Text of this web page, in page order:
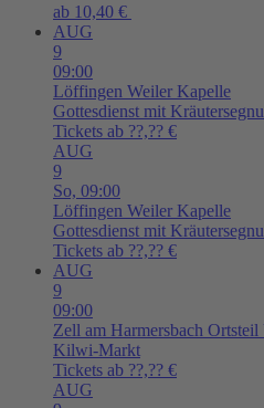
ab 10,40 €
AUG
9
09:00
Löffingen Weiler Kapelle
Gottesdienst mit
Tickets ab ??,?? €
AUG
9
So, 09:00
Löffingen Weiler Kapelle
Gottesdienst mit
Tickets ab ??,?? €
AUG
9
09:00
Zell am Harmersbach Ortsteil
Kilwi-Markt
Tickets ab ??,?? €
AUG